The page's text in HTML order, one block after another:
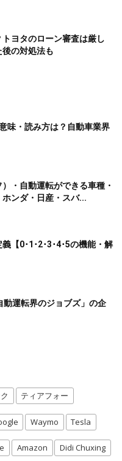
ヨタのローン審査は厳し
の対処法も
味・読み方は？自動車業界
・自動運転ができる車種・
ンダ・日産・スバ...
【0･1･2･3･4･5の機能・解
動運転界のジョブズ」の企
ティアフォー
Waymo Tesla
Amazon Didi Chuxing